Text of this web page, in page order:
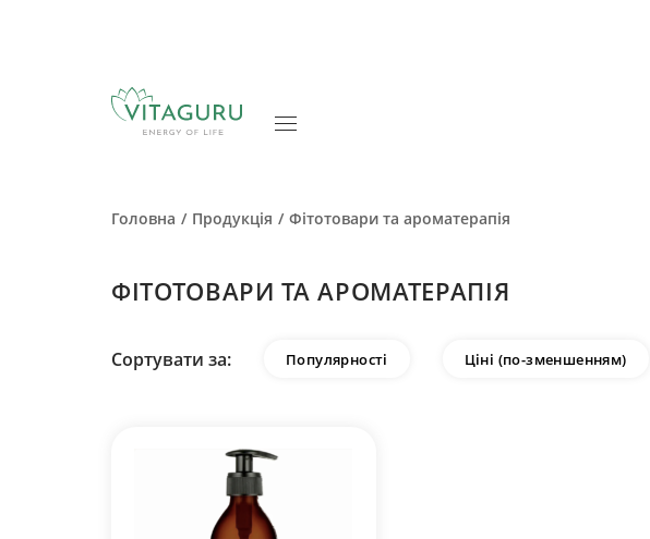
Головна Продукція Фітотовари та ароматерапія
ФІТОТОВАРИ ТА АРОМАТЕРАПІЯ
Сортувати за: Популярності Ціні (по-зменшенням)